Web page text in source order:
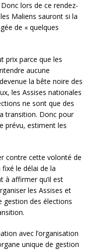
lors de ce rendez-
Maliens sauront si la
de « quelques
prix parce que les
aucune
la bête noire des
les Assises nationales
ne sont que des
transition. Donc pour
prévu, estiment les
contre cette volonté de
le délai de la
à affirmer qu’il est
les Assises et
gestion des élections
avec l’organisation
unique de gestion